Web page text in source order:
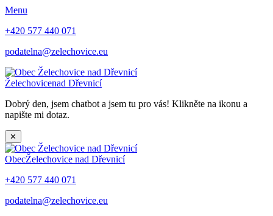
Menu
+420 577 440 071
podatelna@zelechovice.eu
Želechovicenad Dřevnicí
Dobrý den, jsem chatbot a jsem tu pro vás! Klikněte na ikonu a
napište mi dotaz.
✕
ObecŽelechovice nad Dřevnicí
+420 577 440 071
podatelna@zelechovice.eu